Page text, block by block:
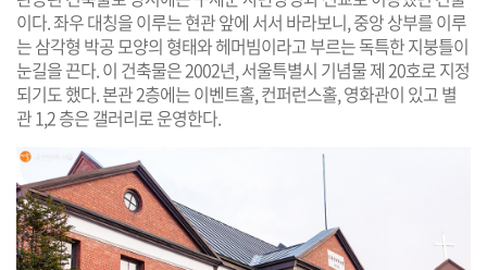
기 기
이다. 좌우 대칭을 이루는 현관 앞에 서서 바라보니, 중앙 상부를 이루
는 삼각형 박공 모양의 형태와 헤머빔이라고 부르는 독특한 지붕틀이
눈길을 끈다. 이 건축물은 2002년, 서울특별시 기념물 제 20호로 지정
되기도 했다. 본관 2층에는 이벤트홀, 컨퍼런스홀, 영화관이 있고 별
관 1,2 층은 갤러리로 운영한다.